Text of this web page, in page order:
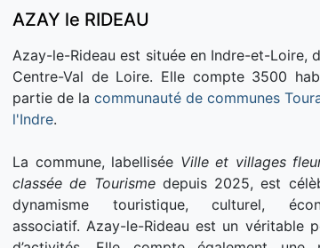
AZAY le RIDEAU
Azay-le-Rideau est située en Indre-et-Loire,
Centre-Val de Loire. Elle compte 3500
partie de la communauté de communes
l'Indre.
La commune, labellisée Ville et villages
classée de Tourismedepuis 2025, est
dynamisme touristique, culturel,
associatif. Azay-le-Rideau est un véritable